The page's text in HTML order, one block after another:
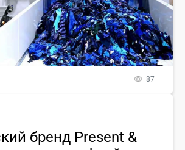
87
бренд Present &